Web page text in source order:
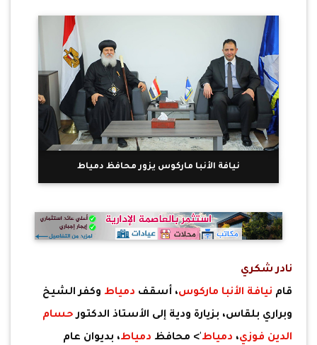
نيافة الأنبا ماركوس يزور محافظ دمياط
نادر شكري
قام نيافة الأنبا ماركوس، أسقف دمياط وكفر الشيخ
وبراري بلقاس، بزيارة ودية إلى الأستاذ الدكتورحسام
الدين فوزي، دمياط'> محافظ دمياط، بديوان عام